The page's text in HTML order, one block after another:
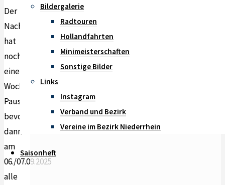
Bildergalerie
Radtouren
Hollandfahrten
Minimeisterschaften
Sonstige Bilder
Links
Instagram
Verband und Bezirk
Vereine im Bezirk Niederrhein
Saisonheft
Der
Nachwuchsbereich
hat
noch
eine
Woche
Pause,
bevor
dann
am
06./07.09.2025
alle